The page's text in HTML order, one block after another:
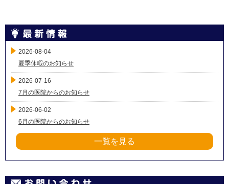
2026-08-04
夏季休暇のお知らせ
2026-07-16
7月の医院からのお知らせ
2026-06-02
6月の医院からのお知らせ
一覧を見る